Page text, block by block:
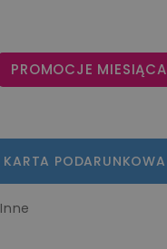
PROMOCJE MIESIĄCA
KARTA PODARUNKOWA
Inne